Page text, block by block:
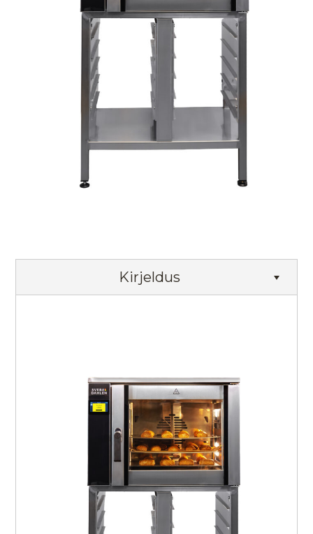
Kirjeldus